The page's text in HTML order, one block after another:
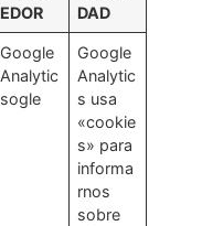
EDOR
DAD
Google
Analytic
sogle
Google
Analytic
s usa
«cookie
s» para
informa
rnos
sobre